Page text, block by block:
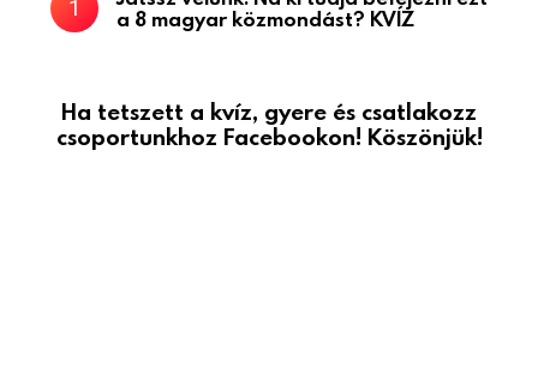
a 8 magyar közmondást? KVÍZ
Ha tetszett a kvíz, gyere és csatlakozz
csoportunkhoz Facebookon! Köszönjük!